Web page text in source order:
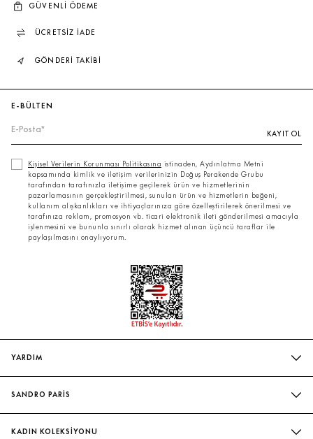
GÜVENLİ ÖDEME
ÜCRETSİZ İADE
GÖNDERİ TAKİBİ
E-BÜLTEN
KAYIT OL
Kişisel Verilerin Korunması Politikasına istinaden, Aydınlatma Metni
kapsamında kimlik ve iletişim verilerinizin Doğuş Perakende Grubu
tarafından tarafınızla iletişime geçilerek ürün ve hizmetlerinin
pazarlamasının gerçekleştirilmesi, sunulan ürün ve hizmetlerin beğeni,
kullanım alışkanlıkları ve ihtiyaçlarınıza göre özelleştirilerek önerilmesi ve
tarafınıza reklam, promosyon vb. ticari elektronik ileti gönderilmesi amacıyla
işlenmesini ve bununla sınırlı olarak hizmet alınan üçüncü taraflar ile
paylaşılmasını onaylıyorum.
YARDIM
SANDRO PARİS
KADIN KOLEKSİYONU